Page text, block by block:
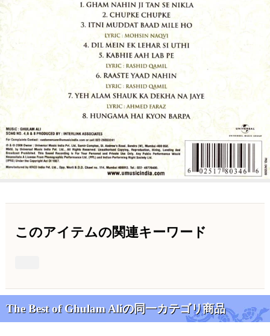
このアイテムの関連キーワード
The Best of Ghulam Aliの同一カテゴリ商品